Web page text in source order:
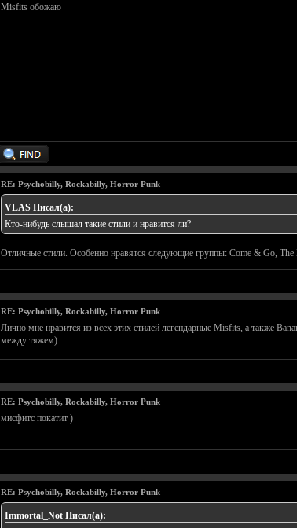
Misfits обожаю
RE: Psychobilly, Rockabilly, Horror Punk
VLAS Писал(а):
Кто-нибудь слышал такие стили и нравится ли?
Отличные стили. Особенно нравятся следующие группы: Come & Go,
RE: Psychobilly, Rockabilly, Horror Punk
Лично мне нравится из всех этих стилей легендарные Misfits, а также
между тяжем)
RE: Psychobilly, Rockabilly, Horror Punk
мисфитс покатит )
RE: Psychobilly, Rockabilly, Horror Punk
Immortal_Not Писал(а):